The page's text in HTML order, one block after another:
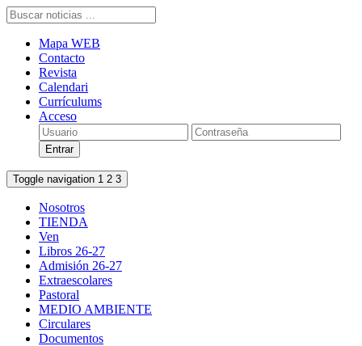
Mapa WEB
Contacto
Revista
Calendari
Currículums
Acceso
Toggle navigation 1 2 3
Nosotros
TIENDA
Ven
Libros 26-27
Admisión 26-27
Extraescolares
Pastoral
MEDIO AMBIENTE
Circulares
Documentos